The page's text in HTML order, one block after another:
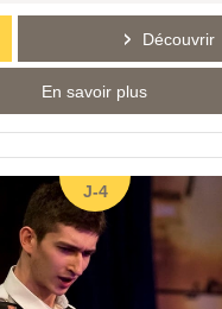
Découvrir
En savoir plus
J-4